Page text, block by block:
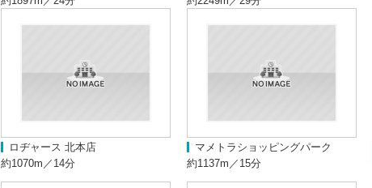
ロヂャース 北本店
約1070m／14分
マメトラショッピングパーク
約1137m／15分